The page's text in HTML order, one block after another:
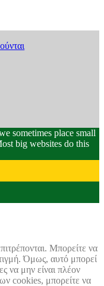
sometimes place small
big websites do this
Μπορείτε να
Όμως, αυτό μπορεί
να μην είναι πλέον
cookies, μπορείτε να